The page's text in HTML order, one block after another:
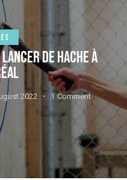
DE HACHE À
2022 1 Comment